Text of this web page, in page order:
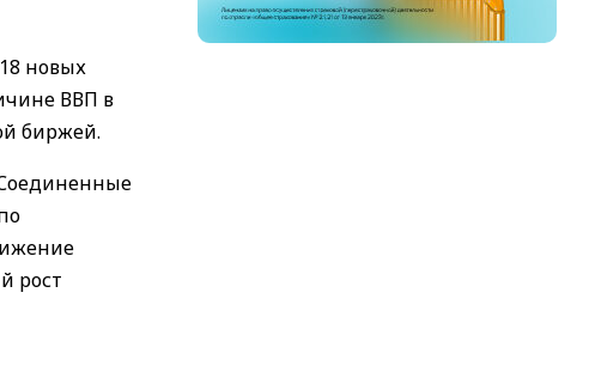
новых
ВВП в
биржей.
рост